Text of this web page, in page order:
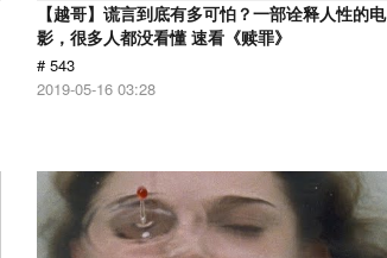
【越哥】谎言到底有多可怕？一部诠释人性的电
影，很多人都没看懂 速看《赎罪》
# 543
2019-05-16 03:28